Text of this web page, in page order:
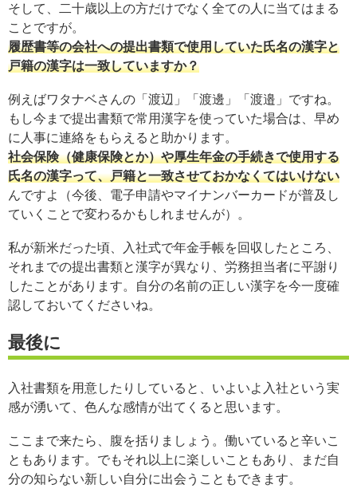
そして、二十歳以上の方だけでなく全ての人に当てはまる
ことですが。
履歴書等の会社への提出書類で使用していた氏名の漢字と
戸籍の漢字は一致していますか？
例えばワタナベさんの「渡辺」「渡邊」「渡邉」ですね。
もし今まで提出書類で常用漢字を使っていた場合は、早め
に人事に連絡をもらえると助かります。
社会保険（健康保険とか）や厚生年金の手続きで使用する
氏名の漢字って、戸籍と一致させておかなくてはいけない
んですよ（今後、電子申請やマイナンバーカードが普及し
ていくことで変わるかもしれませんが）。
私が新米だった頃、入社式で年金手帳を回収したところ、
それまでの提出書類と漢字が異なり、労務担当者に平謝り
したことがあります。自分の名前の正しい漢字を今一度確
認しておいてくださいね。
最後に
入社書類を用意したりしていると、いよいよ入社という実
感が湧いて、色んな感情が出てくると思います。
ここまで来たら、腹を括りましょう。働いていると辛いこ
ともあります。でもそれ以上に楽しいこともあり、まだ自
分の知らない新しい自分に出会うこともできます。